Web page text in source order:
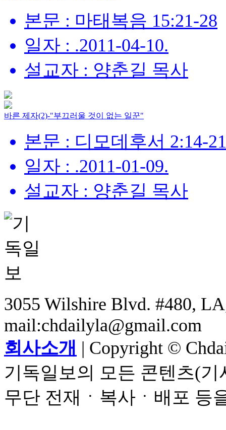
본문 : 마태복음 15:21-28
일자 : .2011-04-10.
설교자 : 양춘길 목사
바른 제자(2)-"부끄러울 것이 없는 일꾼"
본문 : 디모데후서 2:14-21
일자 : .2011-01-09.
설교자 : 양춘길 목사
3055 Wilshire Blvd. #480,
mail:chdailyla@gmail.com
회사소개 | Copyright ©
기독일보의 모든 콘텐츠(
무단 전재ㆍ복사ㆍ배포 등